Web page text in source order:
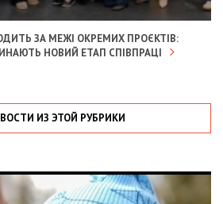
ЗА МЕЖІ ОКРЕМИХ ПРОЄКТІВ:
НОВИЙ ЕТАП СПІВПРАЦІ
ИЗ ЭТОЙ РУБРИКИ